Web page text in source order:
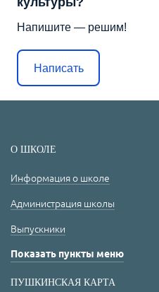
Напишите — решим!
Написать
О ШКОЛЕ
Информация о школе
Администрация школы
Выпускники
Показать пункты меню
ПУШКИНСКАЯ КАРТА